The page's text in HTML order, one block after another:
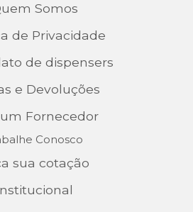
Somos
de Privacidade
de dispensers
e Devoluções
Fornecedor
Conosco
sua cotação